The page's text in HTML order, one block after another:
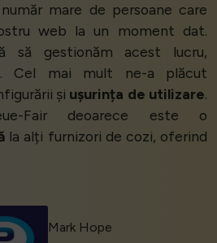
mare de persoane care
web la un moment dat.
să gestionăm acest lucru,
Cel mai mult ne-a plăcut
și ușurința de utilizare.
Fair deoarece este o
la alți furnizori de cozi, oferind
Mark Hope